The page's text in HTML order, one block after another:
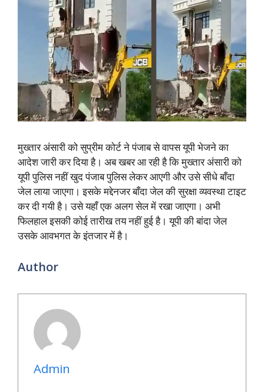
मुख्तार अंसारी को सुप्रीम कोर्ट ने पंजाब से वापस यूपी भेजने का
आदेश जारी कर दिया है। अब खबर आ रही है कि मुख्तार अंसारी को
यूपी पुलिस नहीं खुद पंजाब पुलिस लेकर आएगी और उसे सीधे बाँदा
जेल लाया जाएगा। इसके मद्देनजर बाँदा जेल की सुरक्षा व्यवस्था टाइट
कर दी गयी है। उसे यहाँ एक अलग सेल में रखा जाएगा। अभी
फिलहाल इसकी कोई तारीख तय नहीं हुई है। यूपी की बांदा जेल
उसके आवभगत के इंतजार में है।
Author
Admin